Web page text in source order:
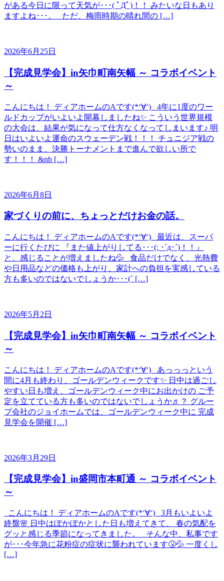
がある今日に限って天気が･･･( ﾟДﾟ)！！ みたいな日もあり
ますよね･･･。 ただ、梅雨時期の晴れ間の […]
2026年6月25日
【完成見学会】in矢巾町南矢幅 ～ コラボイベント
～
こんにちは！ ディアホームのAです(*‘∀‘) 4年に1度のワー
ルドカップがいよいよ開幕しましたね✨ こういう世界規模
の大会は、結果が気になって仕方なくなってしまいます♪ 明
日はいよいよ運命のスウェーデン戦！！！ チュニジア戦の
勢いのまま、決勝トーナメントまで進んで欲しい所で
す！！！ &nb […]
2026年6月8日
家づくりの前に、ちょっとだけお金の話。
こんにちは！ ディアホームのAです(*‘∀‘) 最近は、スーパ
ーに行くたびに 『また値上がりしてる･･･(; ･`д･´)！！』
と、感じることが増えましたね💦 食品だけでなく、光熱費
や日用品などの価格も上がり、家計への負担を実感している
方も多いのではないでしょうか･･･(´ […]
2026年5月2日
【完成見学会】in矢巾町南矢幅 ～ コラボイベント
～
こんにちは！ ディアホームのAです(*‘∀‘) あっっっという
間に4月も終わり、ゴールデンウィークです✨ 日中は過ごし
やすい日も増え、ゴールデンウィーク中にお出かけの ご予
定を立てている方も多いのではないでしょうか♬？ グルー
プ会社のジョイホームでは、ゴールデンウィーク中に 完成
見学会を開催 […]
2026年3月29日
【完成見学会】in盛岡市本町通 ～ コラボイベント
～
こんにちは！ ディアホームのAです(*‘∀‘) 3月もいよいよ
終盤🌸 日中はぽかぽかとした日も増えてきて、 春の気配を
グッと感じる季節になってきました。 そんな中、私事です
が･･･今年急に花粉症の症状に襲われています🤧💦 一度くし
[…]